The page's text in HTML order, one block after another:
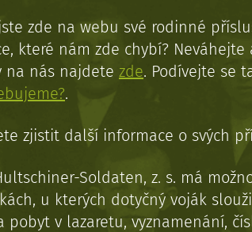
zde na webu své rodinné
které nám zde chybí?
na nás najdete zde. Podívejte se
.
zjistit další informace o svých
Soldaten, z. s. má
u kterých dotyčný voják
pobyt v lazaretu, vyznamenání,